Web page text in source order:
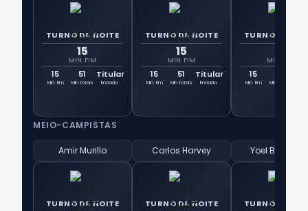
TURNO DA NOITE
15
MIN. FIM
15
Min. fim
51
Min totais
Titular
Entrada
TURNO DA NOITE
15
MIN. FIM
15
Min. fim
51
Min totais
Titular
Entrada
TURNO DA
MIN. FIM
15
Min. fim Min totais
MEIO-CAMPISTAS
Amir Murillo
TURNO DA NOITE
Carlos Harvey
TURNO DA NOITE
Yoel
TURNO DA